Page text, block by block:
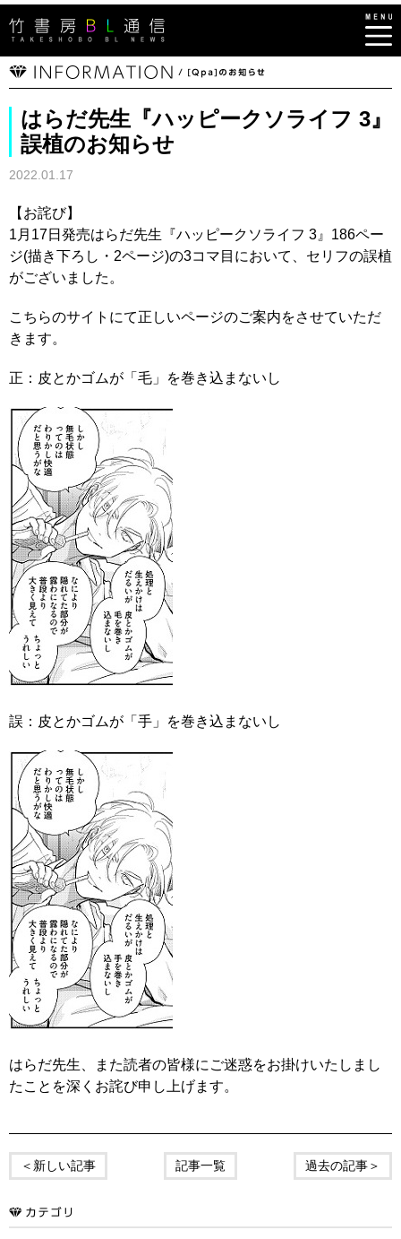
はらだ先生『ハッピークソライフ 3』
誤植のお知らせ
2022.01.17
【お詫び】
1月17日発売はらだ先生『ハッピークソライフ 3』186ペー
ジ(描き下ろし・2ページ)の3コマ目において、セリフの誤植
がございました。
こちらのサイトにて正しいページのご案内をさせていただ
きます。
正：皮とかゴムが「毛」を巻き込まないし
誤：皮とかゴムが「手」を巻き込まないし
はらだ先生、また読者の皆様にご迷惑をお掛けいたしまし
たことを深くお詫び申し上げます。
＜新しい記事 過去の記事＞
記事一覧